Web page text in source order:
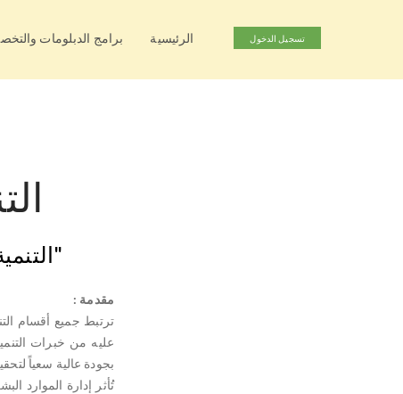
تسجيل الدخول الرئيسية برامج الدبلومات
مقدمة :
ترتبط جميع أقسام
عليه من خبرات
بجودة عالية سعياً
تُأثر إدارة الموارد